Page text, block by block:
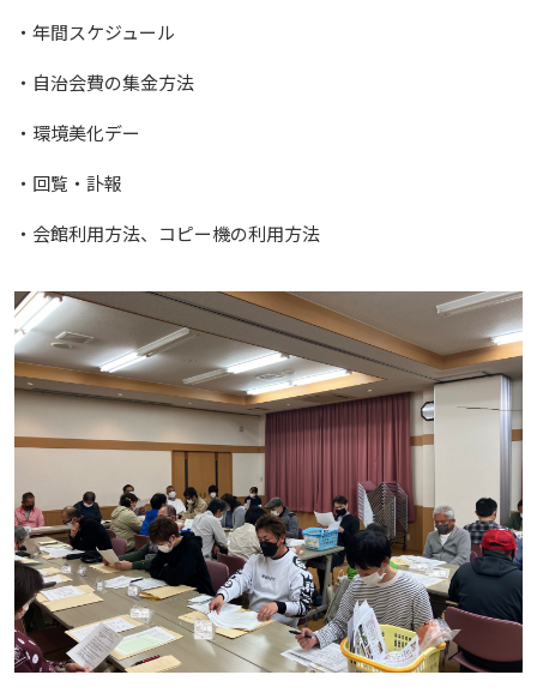
・年間スケジュール
・自治会費の集金方法
・環境美化デー
・回覧・訃報
・会館利用方法、コピー機の利用方法